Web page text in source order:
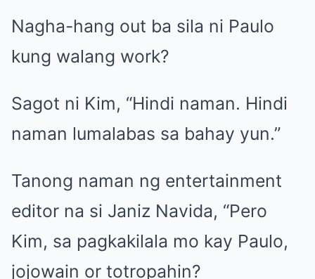
Nagha-hang out ba sila ni Paulo
kung walang work?
Sagot ni Kim, “Hindi naman. Hindi
naman lumalabas sa bahay yun.”
Tanong naman ng entertainment
editor na si Janiz Navida, “Pero
Kim, sa pagkakilala mo kay Paulo,
jojowain or totropahin?